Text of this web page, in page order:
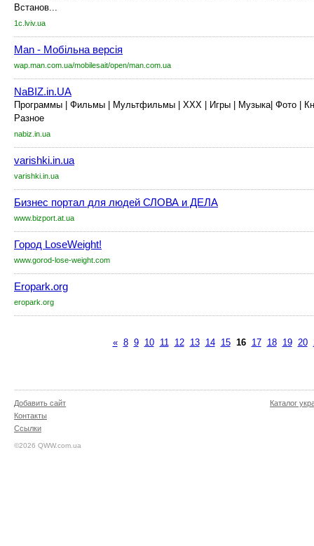
Встанов...
1c.lviv.ua
Man - Мобільна версія
wap.man.com.ua/mobilesait/open/man.com.ua
NaBIZ.in.UA
Программы | Фильмы | Мультфильмы | ХХХ | Игры | Музыка| Фото |
Разное
nabiz.in.ua
varishki.in.ua
varishki.in.ua
Бизнес портал для людей СЛОВА и ДЕЛА
www.bizport.at.ua
Город LoseWeight!
www.gorod-lose-weight.com
Eropark.org
eropark.org
« 8 9 10 11 12 13 14 15 16 17 18 19 20
Добавить сайт
Контакты
Ссылки
©2026 QWW.com.ua
Каталог